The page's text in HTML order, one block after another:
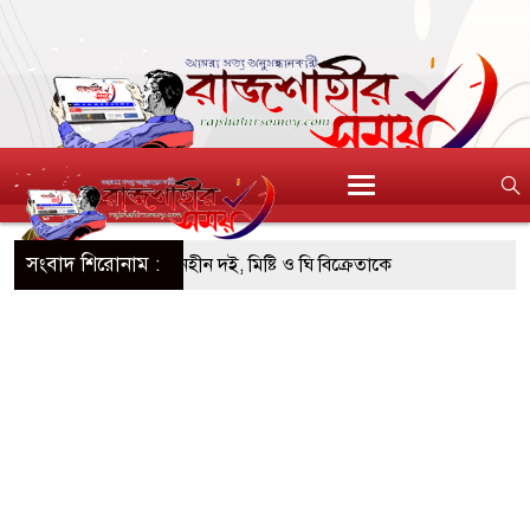
সংবাদ শিরোনাম :
অনুমোদনহীন দই, মিষ্টি ও ঘি বিক্রেতাকে